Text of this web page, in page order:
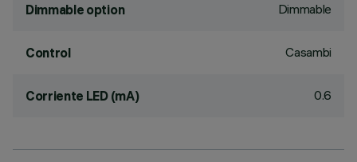
Dimmable option Dimmable
Control Casambi
Corriente LED (mA) 0.6